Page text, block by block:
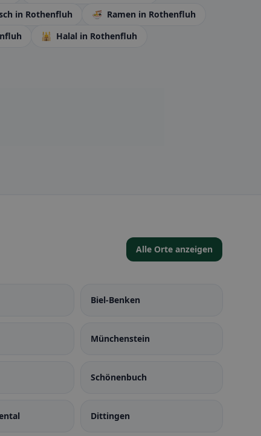
in Rothenfluh 🍜 Ramen in Rothenfluh
🕌 Halal in Rothenfluh
Alle Orte anzeigen
Biel-Benken
Münchenstein
Schönenbuch
Dittingen